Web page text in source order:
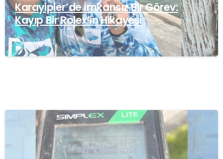
Karayipler’de İmkansız Bir Görev:
Kayıp Bir Rolex’in Hikayesi
16.07.2026